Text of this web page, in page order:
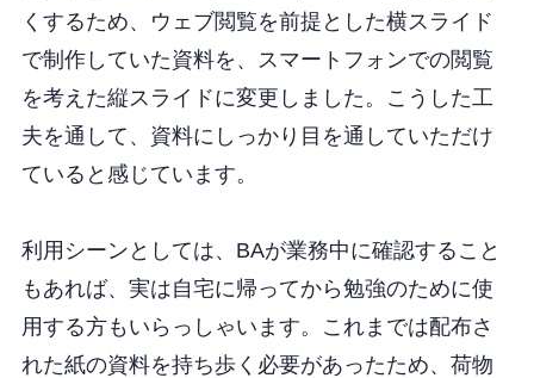
くするため、ウェブ閲覧を前提とした横スライド
で制作していた資料を、スマートフォンでの閲覧
を考えた縦スライドに変更しました。こうした工
夫を通して、資料にしっかり目を通していただけ
ていると感じています。
利用シーンとしては、BAが業務中に確認すること
もあれば、実は自宅に帰ってから勉強のために使
用する方もいらっしゃいます。これまでは配布さ
れた紙の資料を持ち歩く必要があったため、荷物